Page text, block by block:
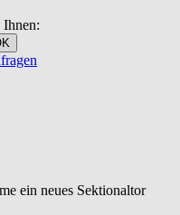
Ihnen:
ein neues Sektionaltor